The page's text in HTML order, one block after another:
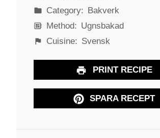
Category: Bakverk
Method: Ugnsbakad
Cuisine: Svensk
PRINT RECIPE
SPARA RECEPT